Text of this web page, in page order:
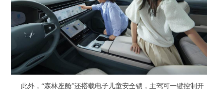
此外，“森林座舱”还搭载电子儿童安全锁，主驾可一键控制开